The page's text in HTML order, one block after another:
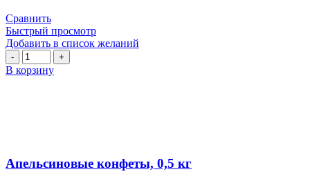
Сравнить
Быстрый просмотр
Добавить в список желаний
Количество
товара
Апельсиновые
В корзину
Апельсиновые конфеты, 0,5 кг